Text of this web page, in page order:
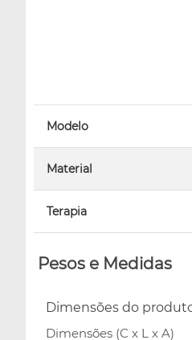
Modelo
Material
Terapia
Pesos e Medidas
Dimensões do
Dimensões (C x L x A)